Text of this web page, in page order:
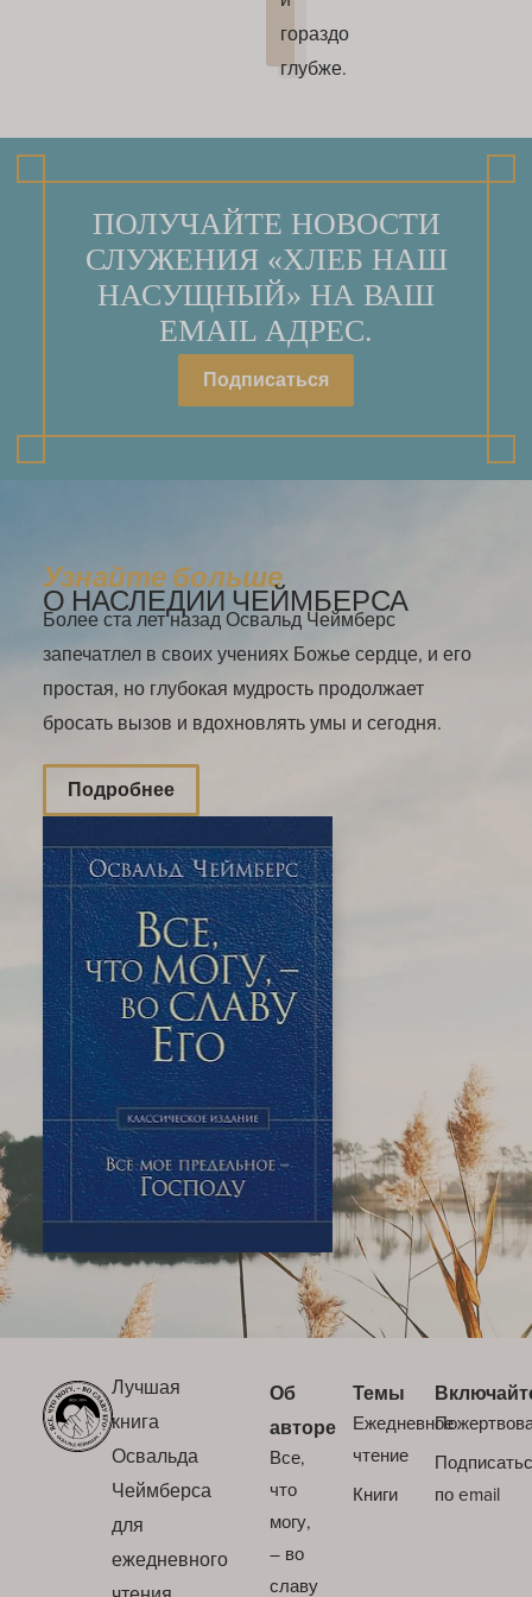
гораздо
глубже.
ПОЛУЧАЙТЕ НОВОСТИ
СЛУЖЕНИЯ «ХЛЕБ НАШ
НАСУЩНЫЙ» НА ВАШ
EMAIL АДРЕС.
Подписаться
Узнайте больше
О НАСЛЕДИИ ЧЕЙМБЕРСА
Более ста лет назад Освальд Чеймберс
запечатлел в своих учениях Божье сердце, и его
простая, но глубокая мудрость продолжает
бросать вызов и вдохновлять умы и сегодня.
Подробнее
Лучшая
книга
Освальда
Чеймберса
для
ежедневного
Об
авторе
Все,
что
могу,
– во
славу
Темы
Ежедневное
чтение
Книги
по email